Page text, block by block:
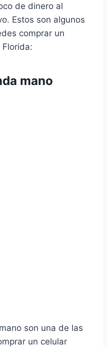
de dinero al
Estos son algunos
comprar un
mano
son una de las
un celular